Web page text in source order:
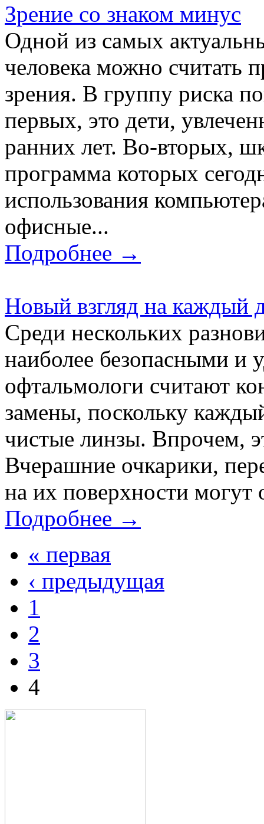
Зрение со знаком минус
Одной из самых
человека можно считать
зрения. В группу риска
первых, это дети,
ранних лет. Во-вторых,
программа которых
использования
офисные...
Подробнее →
Новый взгляд на каждый
Среди нескольких
наиболее безопасными и
офтальмологи считают
замены, поскольку
чистые линзы. Впрочем,
Вчерашние очкарики,
на их поверхности могут
Подробнее →
« первая
‹ предыдущая
1
2
3
4